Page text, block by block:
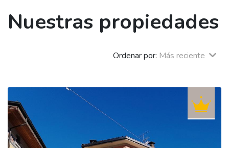
Nuestras propiedades
Ordenar por: Más reciente